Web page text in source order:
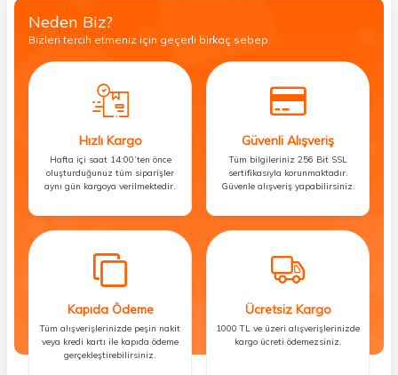
Neden Biz?
Bizleri tercih etmeniz için geçerli birkaç sebep.
Hızlı Kargo
Hafta içi saat 14:00’ten önce
oluşturduğunuz tüm siparişler
aynı gün kargoya verilmektedir.
Güvenli Alışveriş
Tüm bilgileriniz 256 Bit SSL
sertifikasıyla korunmaktadır.
Güvenle alışveriş yapabilirsiniz.
Kapıda Ödeme
Tüm alışverişlerinizde peşin nakit
veya kredi kartı ile kapıda ödeme
gerçekleştirebilirsiniz.
Ücretsiz Kargo
1000 TL ve üzeri alışverişlerinizde
kargo ücreti ödemezsiniz.